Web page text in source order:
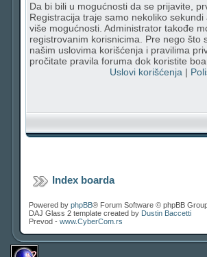
Da bi bili u mogućnosti da se prijavite,
Registracija traje samo nekoliko
više mogućnosti. Administrator takođe
registrovanim korisnicima. Pre nego što
našim uslovima korišćenja i pravilima
pročitate pravila foruma dok koristite
Uslovi korišćenja |
Index boarda
Powered by phpBB® Forum Software © phpBB
DAJ Glass 2 template created by Dustin Baccetti
Prevod - www.CyberCom.rs